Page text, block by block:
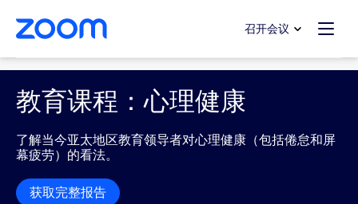
至主要内容
至帮助聊天 召开会议
教育课程：心理健康
了解当今亚太地区教育领导者对心理健康（包括倦怠和屏
幕疲劳）的看法。
获取完整报告